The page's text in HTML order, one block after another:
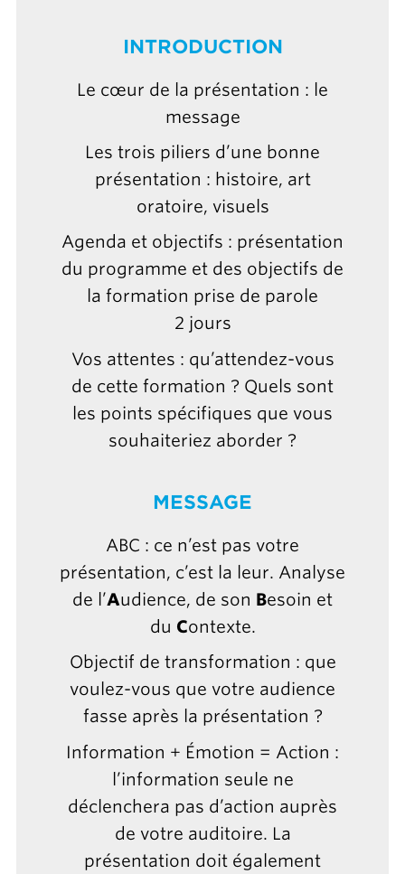
INTRODUCTION
Le cœur de la présentation : le
message
Les trois piliers d’une bonne
présentation : histoire, art
oratoire, visuels
Agenda et objectifs : présentation
du programme et des objectifs de
la formation prise de parole
2 jours
Vos attentes : qu’attendez-vous
de cette formation ? Quels sont
les points spécifiques que vous
souhaiteriez aborder ?
MESSAGE
ABC : ce n’est pas votre
présentation, c’est la leur. Analyse
de l’Audience, de son Besoin et
du Contexte.
Objectif de transformation : que
voulez-vous que votre audience
fasse après la présentation ?
Information + Émotion = Action :
l’information seule ne
déclenchera pas d’action auprès
de votre auditoire. La
présentation doit également